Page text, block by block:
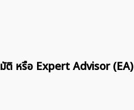
มัติ หรือ Expert Advisor (EA)